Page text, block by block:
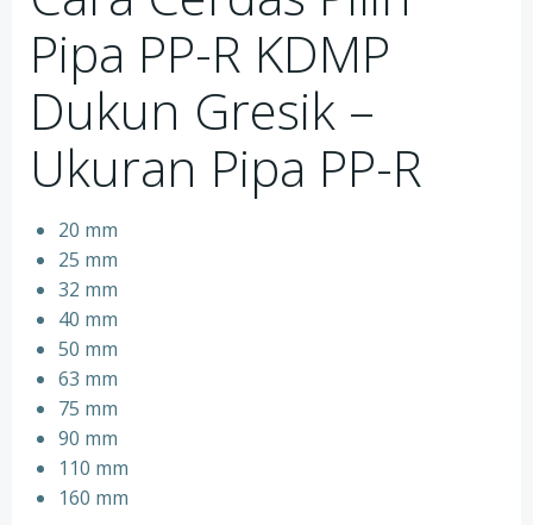
Pipa PP-R KDMP
Dukun Gresik –
Ukuran Pipa PP-R
20 mm
25 mm
32 mm
40 mm
50 mm
63 mm
75 mm
90 mm
110 mm
160 mm